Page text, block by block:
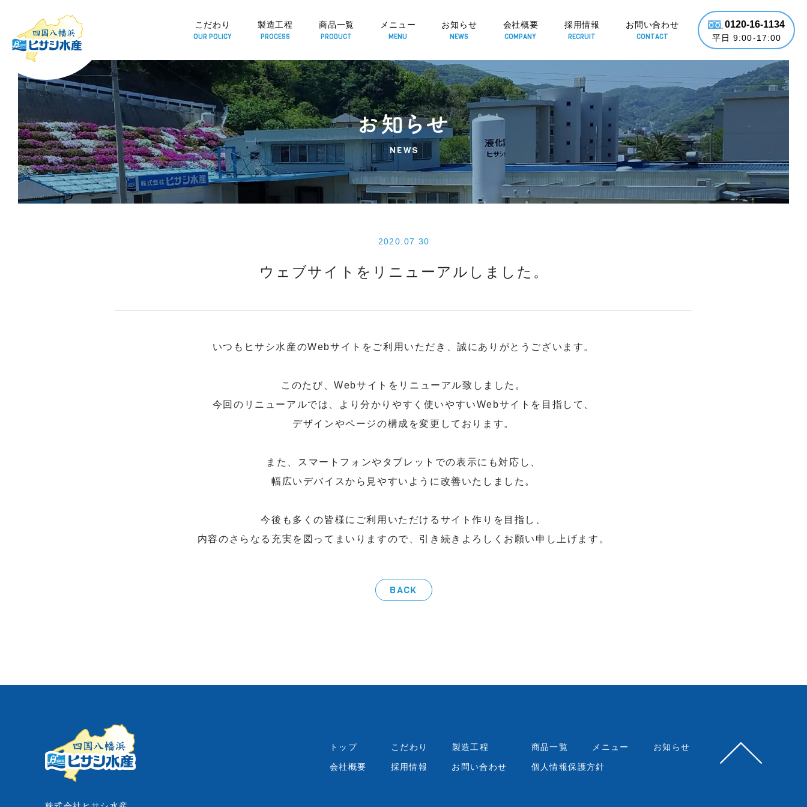
こだわり
OUR POLICY
製造工程
PROCESS
商品一覧
PRODUCT
メニュー
MENU
お知らせ
NEWS
会社概要
COMPANY
採用情報
RECRUIT
お問い合わせ
CONTACT
0120-16-1134
平日 9:00-17:00
NEWS
2020.07.30
ウェブサイトをリニューアルしました。
いつもヒサシ水産のWebサイトをご利用いただき、誠にありがとうございます。
このたび、Webサイトをリニューアル致しました。
今回のリニューアルでは、より分かりやすく使いやすいWebサイトを目指して、
デザインやページの構成を変更しております。
また、スマートフォンやタブレットでの表示にも対応し、
幅広いデバイスから見やすいように改善いたしました。
今後も多くの皆様にご利用いただけるサイト作りを目指し、
内容のさらなる充実を図ってまいりますので、引き続きよろしくお願い申し上げます。
BACK
トップ こだわり 製造工程 商品一覧 メニュー お知らせ
会社概要 採用情報 お問い合わせ 個人情報保護方針